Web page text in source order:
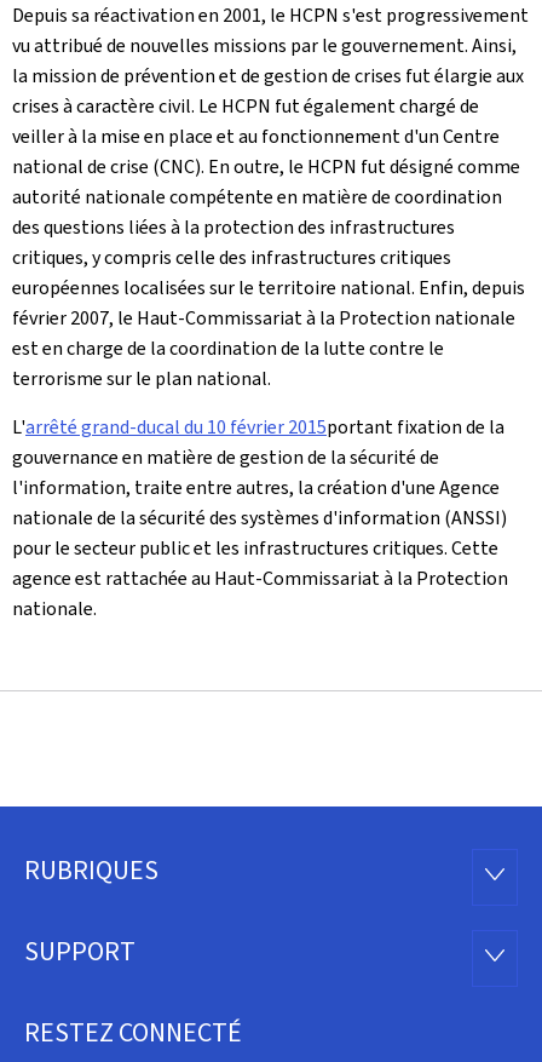
Depuis sa réactivation en 2001, le HCPN s'est progressivement
vu attribué de nouvelles missions par le gouvernement. Ainsi,
la mission de prévention et de gestion de crises fut élargie aux
crises à caractère civil. Le HCPN fut également chargé de
veiller à la mise en place et au fonctionnement d'un Centre
national de crise (CNC). En outre, le HCPN fut désigné comme
autorité nationale compétente en matière de coordination
des questions liées à la protection des infrastructures
critiques, y compris celle des infrastructures critiques
européennes localisées sur le territoire national. Enfin, depuis
février 2007, le Haut-Commissariat à la Protection nationale
est en charge de la coordination de la lutte contre le
terrorisme sur le plan national.
L'arrêté grand-ducal du 10 février 2015portant fixation de la
gouvernance en matière de gestion de la sécurité de
l'information, traite entre autres, la création d'une Agence
nationale de la sécurité des systèmes d'information (ANSSI)
pour le secteur public et les infrastructures critiques. Cette
agence est rattachée au Haut-Commissariat à la Protection
nationale.
Pied
page
RUBRIQUES
SUPPORT
RESTEZ CONNECTÉ